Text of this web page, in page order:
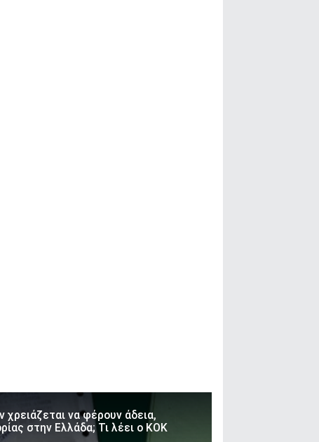
χρειάζεται να φέρουν άδεια,
στην Ελλάδα; Τι λέει ο ΚΟΚ